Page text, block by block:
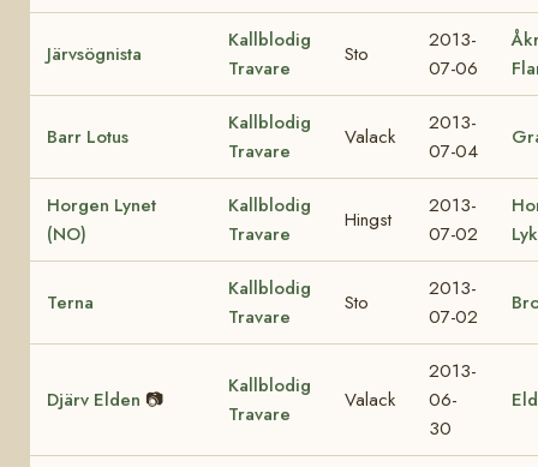
Järvsögnista
Kallblodig
Travare
Sto
2013-
07-06
Barr Lotus
Kallblodig
Travare
Valack
2013-
07-04
Horgen Lynet
(NO)
Kallblodig
Travare
Hingst
2013-
07-02
Terna
Kallblodig
Travare
Sto
2013-
07-02
Djärv Elden 📷
Kallblodig
Travare
Valack
2013-
06-
30